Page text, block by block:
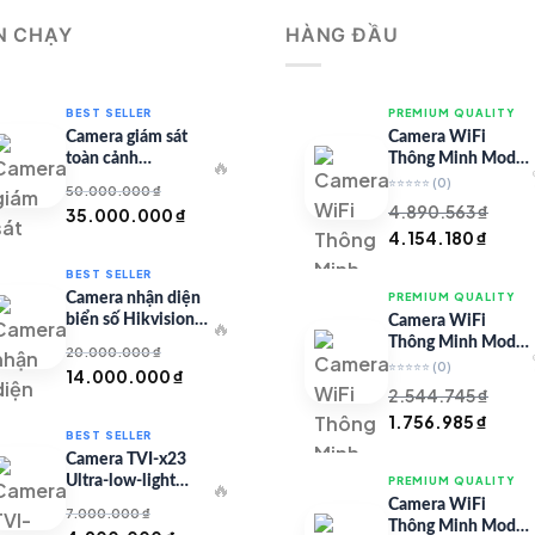
CHẠY
BEST SELLER
Camera giám sát
toàn cảnh
8SHC25MXS-DLW
50.000.000₫
Giá
là:
50.000.000 ₫.
35.000.000₫
là:
35.000.000 ₫.
🔥
BEST SELLER
Camera nhận diện
biển số Hikvision
20.000.000₫
Giá
là:
20.000.000 ₫.
14.000.000₫
là:
14.000.000 ₫.
🔥
BEST SELLER
Camera TVI-x23
Ultra-low-light
7.000.000₫
🔥
HÀNG ĐẦU
PREMIUM QUALITY
Camera WiFi
Thông Minh Model
67 – Full HD
⭐⭐⭐⭐⭐ (0)
4.890.563₫
Giá
là:
4.890.563 ₫.
4.154.180₫
tại
PREMIUM QUALITY
Camera WiFi
Thông Minh Model
99 – Full HD
⭐⭐⭐⭐⭐ (0)
2.544.745₫
Giá
là:
2.544.745 ₫.
1.756.985₫
tại
PREMIUM QUALITY
Camera WiFi
Thông Minh Model